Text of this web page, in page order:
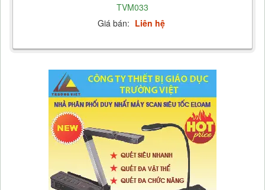
TVM033
Giá bán: Liên hệ